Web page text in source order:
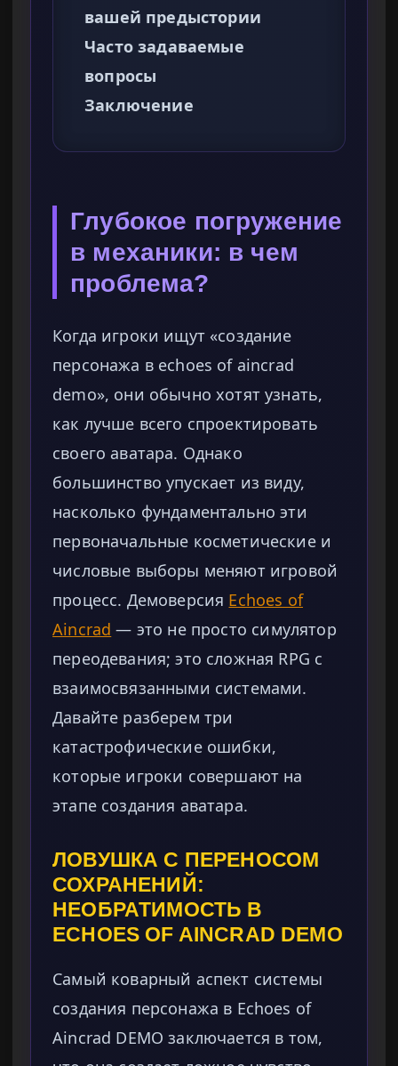
вашей предыстории
Часто задаваемые
вопросы
Заключение
Глубокое погружение
в механики: в чем
проблема?
Когда игроки ищут «создание
персонажа в echoes of aincrad
demo», они обычно хотят узнать,
как лучше всего спроектировать
своего аватара. Однако
большинство упускает из виду,
насколько фундаментально эти
первоначальные косметические и
числовые выборы меняют игровой
процесс. Демоверсия Echoes of
Aincrad — это не просто симулятор
переодевания; это сложная RPG с
взаимосвязанными системами.
Давайте разберем три
катастрофические ошибки,
которые игроки совершают на
этапе создания аватара.
ЛОВУШКА С ПЕРЕНОСОМ
СОХРАНЕНИЙ:
НЕОБРАТИМОСТЬ В
ECHOES OF AINCRAD DEMO
Самый коварный аспект системы
создания персонажа в Echoes of
Aincrad DEMO заключается в том,